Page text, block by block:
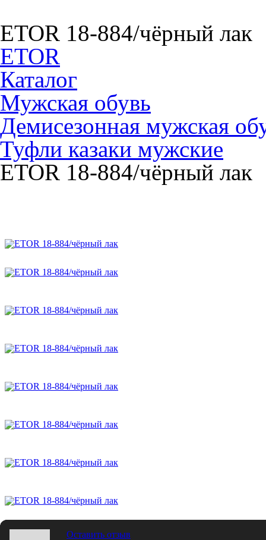
ETOR 18-884/чёрный лак
ETOR
Каталог
Мужская обувь
Демисезонная мужская
Туфли казаки мужские
ETOR 18-884/чёрный лак
Оставить отзыв